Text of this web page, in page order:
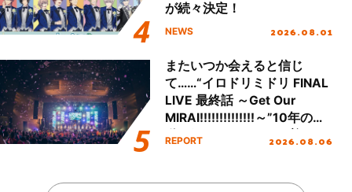
が続々決定！
NEWS 2026.08.01
またいつか会えると信じ
て……“イロドリミドリ FINAL
LIVE 最終話 ～Get Our
MIRAI!!!!!!!!!!!!!!～”10年の活
動を経てファイナルを迎える
REPORT 2026.08.06